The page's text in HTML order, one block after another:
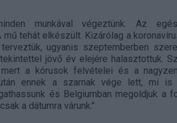
munkával végeztünk. Az
mű tehát elkészült. Kizárólag a
ugyanis szeptemberben
jövő év elejére halasztottuk.
mert a kórusok felvételei és a
ennek a szarnak vége lett, mi is
és Belgiumban megoldjuk a
a dátumra várunk."